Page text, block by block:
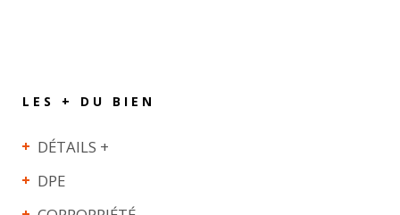
LES + DU BIEN
DÉTAILS +
DPE